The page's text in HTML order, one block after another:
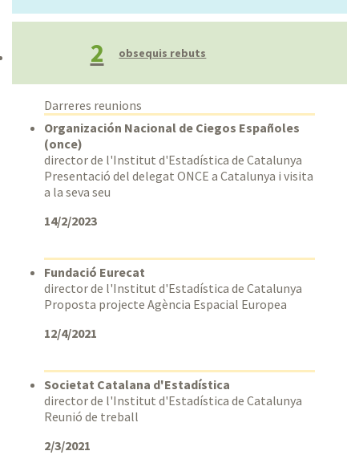
2 obsequis rebuts
Darreres reunions
Organización Nacional de Ciegos Españoles
(once)
director de l'Institut d'Estadística de Catalunya
Presentació del delegat ONCE a Catalunya i visita
a la seva seu
14/2/2023
Fundació Eurecat
director de l'Institut d'Estadística de Catalunya
Proposta projecte Agència Espacial Europea
12/4/2021
Societat Catalana d'Estadística
director de l'Institut d'Estadística de Catalunya
Reunió de treball
2/3/2021